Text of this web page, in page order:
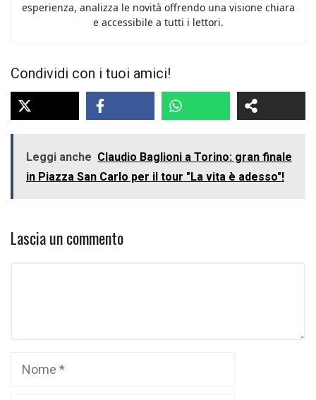
esperienza, analizza le novità offrendo una visione chiara
e accessibile a tutti i lettori.
Condividi con i tuoi amici!
Leggi anche Claudio Baglioni a Torino: gran finale
in Piazza San Carlo per il tour "La vita è adesso"!
Lascia un commento